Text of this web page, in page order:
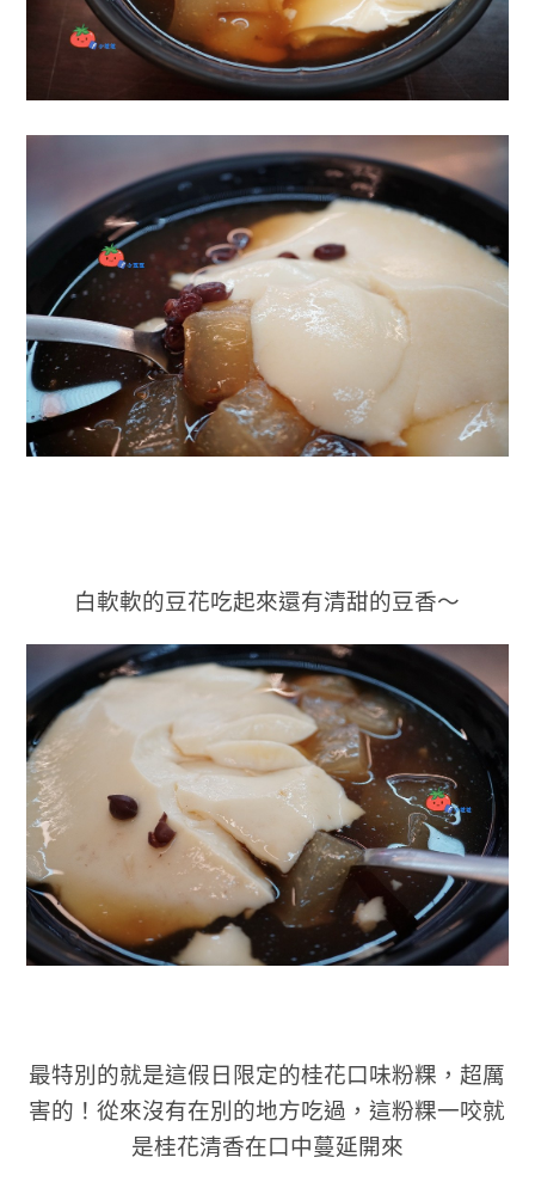
白軟軟的豆花吃起來還有清甜的豆香～
最特別的就是這假日限定的桂花口味粉粿，超厲
害的！從來沒有在別的地方吃過，這粉粿一咬就
是桂花清香在口中蔓延開來